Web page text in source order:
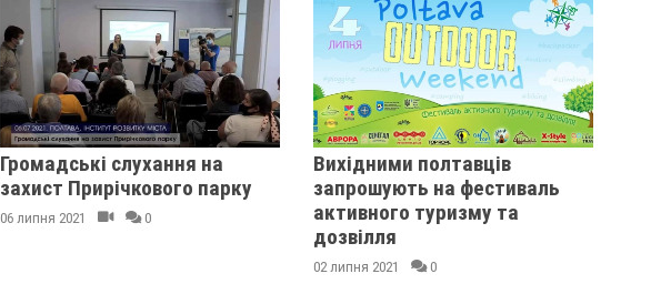
Громадські слухання на
захист Прирічкового парку
06 липня 2021 0
Вихідними полтавців
запрошують на фестиваль
активного туризму та
дозвілля
02 липня 2021 0